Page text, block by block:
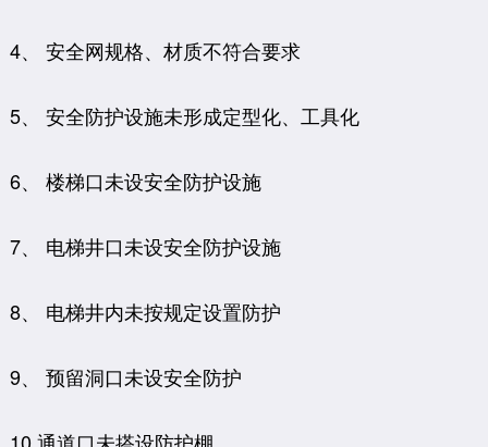
4、 安全网规格、材质不符合要求
5、 安全防护设施未形成定型化、工具化
6、 楼梯口未设安全防护设施
7、 电梯井口未设安全防护设施
8、 电梯井内未按规定设置防护
9、 预留洞口未设安全防护